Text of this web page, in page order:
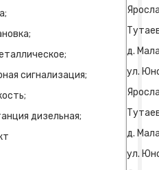
сигнализация;
дизельная;
д.
ул.
д.
ул.